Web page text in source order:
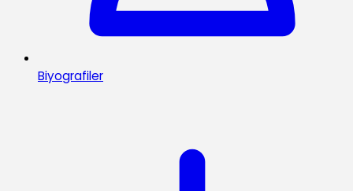
Biyografiler